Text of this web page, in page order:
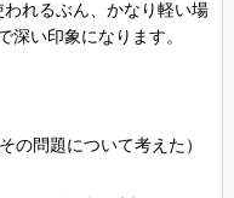
れるぶん、かなり軽い場
深い印象になります。
の問題について考えた）